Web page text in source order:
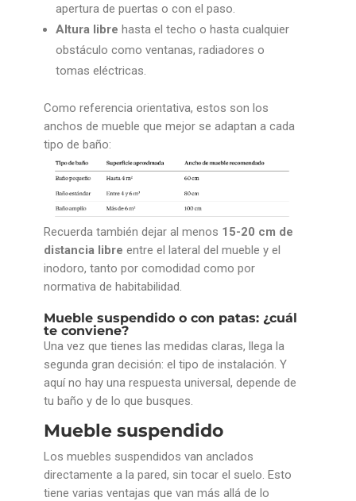
apertura de puertas o con el paso.
Altura libre hasta el techo o hasta cualquier
obstáculo como ventanas, radiadores o
tomas eléctricas.
Como referencia orientativa, estos son los
anchos de mueble que mejor se adaptan a cada
tipo de baño:
Recuerda también dejar al menos 15-20 cm de
distancia libre entre el lateral del mueble y el
inodoro, tanto por comodidad como por
normativa de habitabilidad.
Mueble suspendido o con patas: ¿cuál
te conviene?
Una vez que tienes las medidas claras, llega la
segunda gran decisión: el tipo de instalación. Y
aquí no hay una respuesta universal, depende de
tu baño y de lo que busques.
Mueble suspendido
Los muebles suspendidos van anclados
directamente a la pared, sin tocar el suelo. Esto
tiene varias ventajas que van más allá de lo